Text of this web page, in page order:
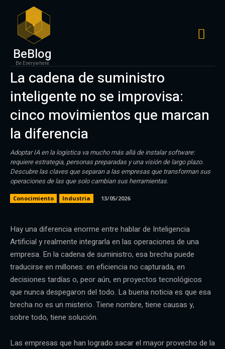
BeBlog
Be Everywhere
La cadena de suministro
inteligente no se improvisa:
cinco movimientos que marcan
la diferencia
Adoptar IA en la logística va mucho más allá de instalar software:
requiere estrategia, personas preparadas y una visión de largo plazo.
Descubre las claves que separan a las empresas que transforman sus
operaciones de las que solo cambian sus herramientas.
Conocimiento Industria 13/05/2026
Hay una diferencia enorme entre hablar de Inteligencia
Artificial y realmente integrarla en las operaciones de una
empresa. En la cadena de suministro, esa brecha puede
traducirse en millones: en eficiencia no capturada, en
decisiones tardías o, peor aún, en proyectos tecnológicos
que nunca despegaron del todo. La buena noticia es que esa
brecha no es un misterio. Tiene nombre, tiene causas y,
sobre todo, tiene solución.
Las empresas que han logrado sacar el mayor provecho de la